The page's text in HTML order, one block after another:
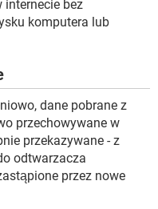
bez
komputera lub
dane pobrane z
przechowywane w
przekazywane - z
odtwarzacza
przez nowe